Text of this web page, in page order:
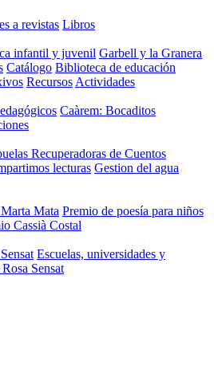
a revistas Libros
infantil y juvenil Garbell y la Granera
Catálogo Biblioteca de educación
Recursos Actividades
Caàrem: Bocaditos
Recuperadoras de Cuentos
lecturas Gestion del agua
Mata Premio de poesía para niños
Cassià Costal
Escuelas, universidades y
Sensat